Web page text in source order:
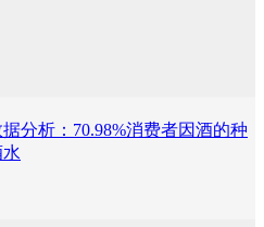
分析：70.98%消费者因酒的种